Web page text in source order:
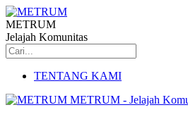
METRUM
Jelajah Komunitas
TENTANG KAMI
METRUM - Jelajah